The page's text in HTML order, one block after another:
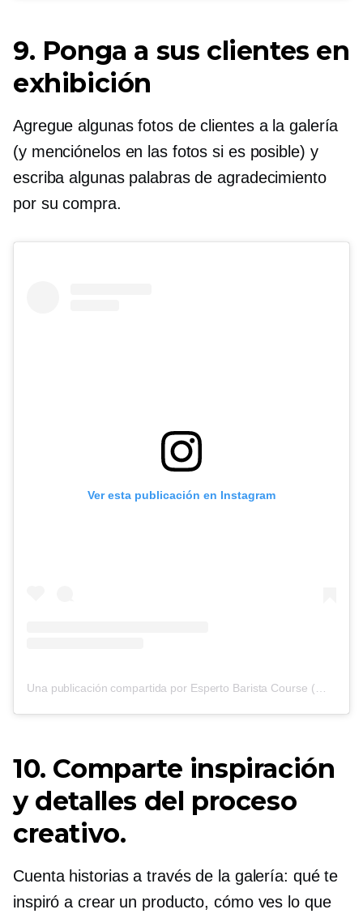
9. Ponga a sus clientes en
exhibición
Agregue algunas fotos de clientes a la galería
(y menciónelos en las fotos si es posible) y
escriba algunas palabras de agradecimiento
por su compra.
Ver esta publicación en Instagram
Una publicación compartida por Esperto Barista Course (@espertobarista)
10. Comparte inspiración
y detalles del proceso
creativo.
Cuenta historias a través de la galería: qué te
inspiró a crear un producto, cómo ves lo que